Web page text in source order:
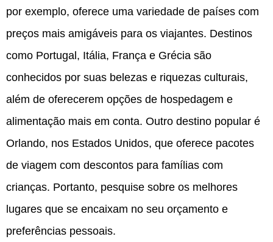
por exemplo, oferece uma variedade de países com
preços mais amigáveis para os viajantes. Destinos
como Portugal, Itália, França e Grécia são
conhecidos por suas belezas e riquezas culturais,
além de oferecerem opções de hospedagem e
alimentação mais em conta. Outro destino popular é
Orlando, nos Estados Unidos, que oferece pacotes
de viagem com descontos para famílias com
crianças. Portanto, pesquise sobre os melhores
lugares que se encaixam no seu orçamento e
preferências pessoais.